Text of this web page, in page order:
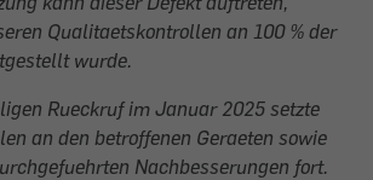
Qualitaetskontrollen an 100 % der
wurde.
Rueckruf im Januar 2025 setzte
an den betroffenen Geraeten sowie
Nachbesserungen fort.